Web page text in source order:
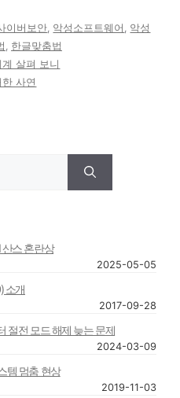
이버보안 악성소프트웨어
악성
한글맞춤법
살펴 보니
사연
스 혼란상
2025-05-05
소개
2017-09-28
절전 모드 해제 늦는 문제
2024-03-09
템 멈춤 현상
2019-11-03